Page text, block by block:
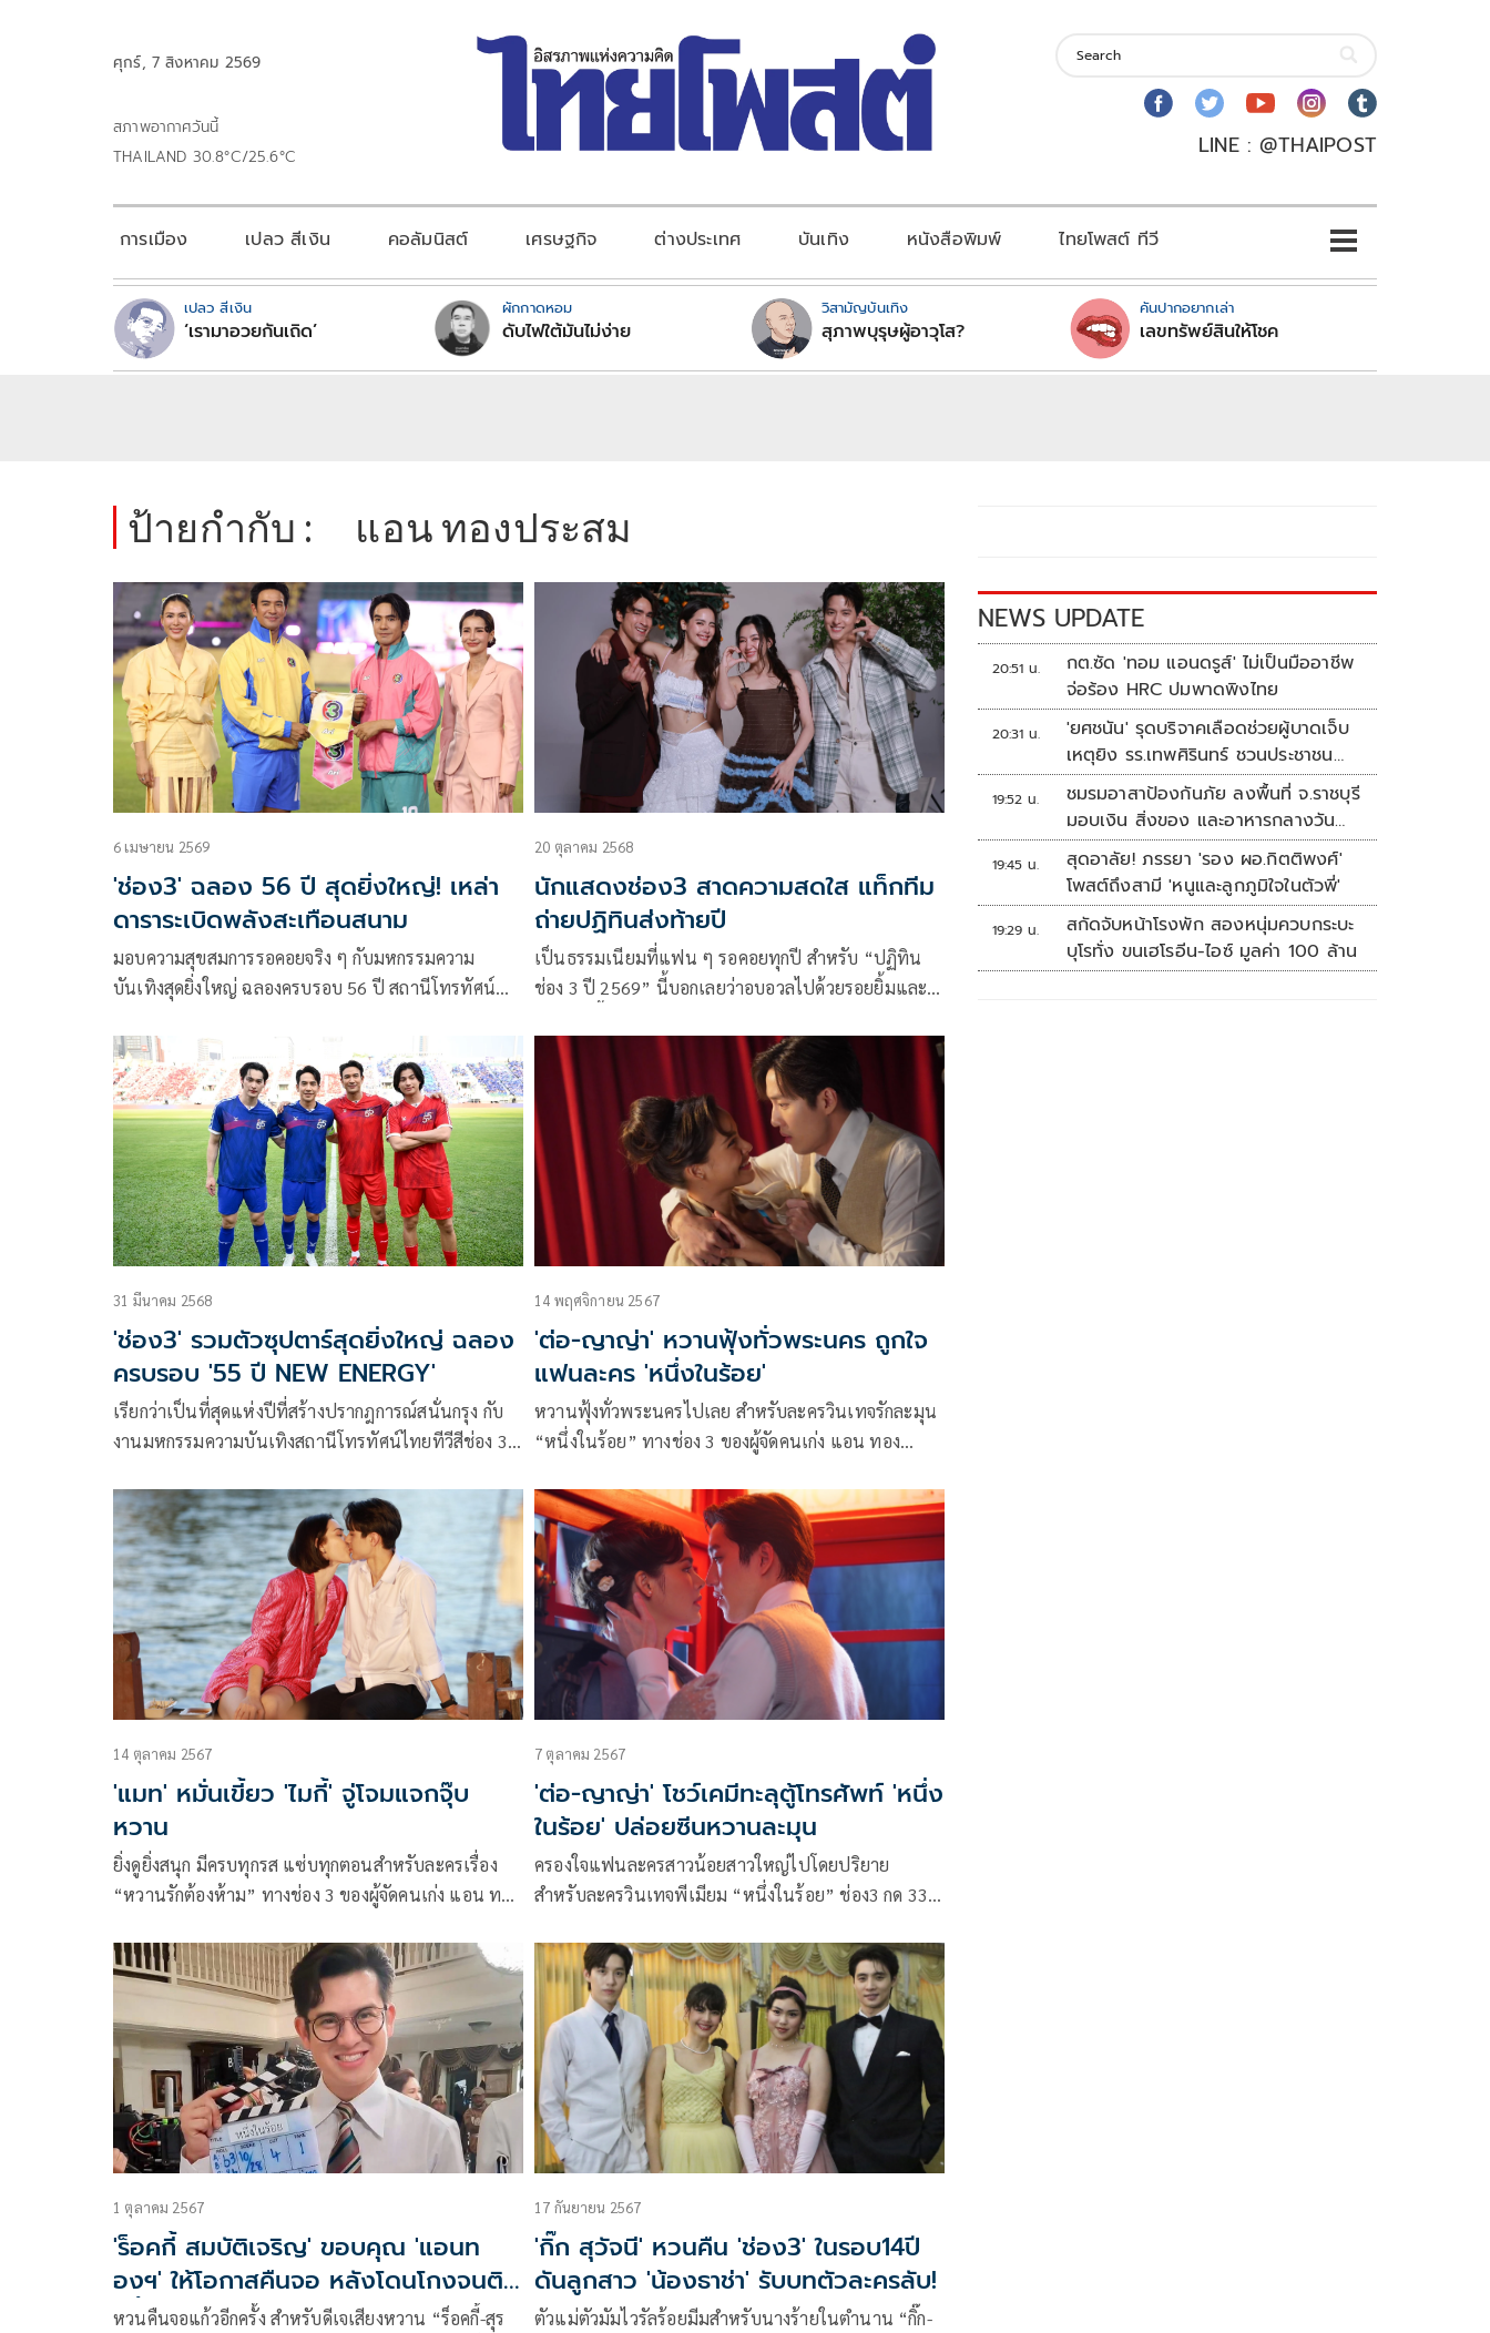
ศุกร์, 7 สิงหาคม 2569
สภาพอากาศวันนี้
THAILAND 30.8°C/25.6°C
LINE : @THAIPOST
การเมือง เปลว สีเงิน คอลัมนิสต์ เศรษฐกิจ ต่างประเทศ บันเทิง หนังสือพิมพ์ ไทยโพสต์ ทีวี
เปลว สีเงิน
‘เรามาอวยกันเถิด’
ผักกาดหอม
ดับไฟใต้มันไม่ง่าย
วิสามัญบันเทิง
สุภาพบุรุษผู้อาวุโส?
คันปากอยากเล่า
เลขทรัพย์สินให้โชค
ป้ายกำกับ : แอน ทองประสม
6 เมษายน 2569
'ช่อง3' ฉลอง 56 ปี สุดยิ่งใหญ่! เหล่า
ดาราระเบิดพลังสะเทือนสนาม
มอบความสุขสมการรอคอยจริง ๆ กับมหกรรมความ
บันเทิงสุดยิ่งใหญ่ ฉลองครบรอบ 56 ปี สถานีโทรทัศน์
เต็มทุกโมเมนต์แบบคุ้มค่าทุกวินาที ไม่มีพักหายใจ ณ
สนามกีฬาแห่งชาติ ศุภชลาศัย เมื่อวันที่ 4 เมษายนที่ผ่าน
มา บอกเลยว่าแต่ละโชว์ทั้งแสง สี เสียง อลังการระดับเวที
โลก!
20 ตุลาคม 2568
นักแสดงช่อง3 สาดความสดใส แท็กทีม
ถ่ายปฏิทินส่งท้ายปี
เป็นธรรมเนียมที่แฟน ๆ รอคอยทุกปี สำหรับ “ปฏิทิน
ช่อง 3 ปี 2569” นี้บอกเลยว่าอบอวลไปด้วยรอยยิ้มและ
และซีรีส์ยอดนิยมของช่อง 3 แท็กทีมกันมาโพสท่าปล่อย
ออร่าดาเมจแรง ภายใต้คอนเซ็ปต์ “Variety that is One
ความแตกต่างสร้างสีสัน แต่ความเป็นหนึ่งเดียวเกิดขึ้น
ได้ที่ช่อง 3
31 มีนาคม 2568
'ช่อง3' รวมตัวซุปตาร์สุดยิ่งใหญ่ ฉลอง
ครบรอบ '55 ปี NEW ENERGY'
เรียกว่าเป็นที่สุดแห่งปีที่สร้างปรากฎการณ์สนั่นกรุง กับ
งานมหกรรมความบันเทิงสถานีโทรทัศน์ไทยทีวีสีช่อง 3
ร่วมสร้างพลังใหม่ไร้ขีดจำกัด พร้อมโชว์สุดยิ่งใหญ่
อลังการ และแมตช์
14 พฤศจิกายน 2567
'ต่อ-ญาญ่า' หวานฟุ้งทั่วพระนคร ถูกใจ
แฟนละคร 'หนึ่งในร้อย'
หวานฟุ้งทั่วพระนครไปเลย สำหรับละครวินเทจรักละมุน
“หนึ่งในร้อย” ทางช่อง 3 ของผู้จัดคนเก่ง แอน ทอง
คลั่งรักที่สุดในโลกของ คุณพระ (ต่อ ธนภพ) ที่มีให้ อนงค์
(ญาญ่า อุรัสยา) เรียกว่าเสิร์ฟความฟินแบบคอมโบ้เซ็ต
ให้คนดูอย่างเรานั่งยิ้มพริ้มใจกันเลยทีเดียว จนทำให้แฮช
แท็ก #หนึ่งในร้อยEP16 ติดเทรนด์ X ประเทศไทย
อันดับ 1
14 ตุลาคม 2567
'แมท' หมั่นเขี้ยว 'ไมกี้' จู่โจมแจกจุ๊บ
หวาน
ยิ่งดูยิ่งสนุก มีครบทุกรส แซ่บทุกตอนสำหรับละครเรื่อง
“หวานรักต้องห้าม” ทางช่อง 3 ของผู้จัดคนเก่ง แอน ทอง
โดย นุชี่-อนุชา บุญยวรรธนะ และวันนี้ก็เริ่มมีฉากหวาน
ของพระนาง ไมกี้-ปณิธาน บุตรแก้ว และ แมท-ภีรนีย์ คง
ไทย มาให้ชมกันแล้ว
7 ตุลาคม 2567
'ต่อ-ญาญ่า' โชว์เคมีทะลุตู้โทรศัพท์ 'หนึ่ง
ในร้อย' ปล่อยซีนหวานละมุน
ครองใจแฟนละครสาวน้อยสาวใหญ่ไปโดยปริยาย
สำหรับละครวินเทจพีเมียม “หนึ่งในร้อย” ช่อง3 กด 33
“แอน ทองประสม” แถมครองแชมป์อันดับหนึ่งเน็ตฟ
ลิกซ์ทุกสัปดาห์
1 ตุลาคม 2567
'ร็อคกี้ สมบัติเจริญ' ขอบคุณ 'แอนท
องฯ' ให้โอกาสคืนจอ หลังโดนโกงจนติด
หนี้
หวนคืนจอแก้วอีกครั้ง สำหรับดีเจเสียงหวาน “ร็อคกี้-สุร
17 กันยายน 2567
'กิ๊ก สุวัจนี' หวนคืน 'ช่อง3' ในรอบ14ปี
ดันลูกสาว 'น้องธาช่า' รับบทตัวละครลับ!
ตัวแม่ตัวมัมไวรัลร้อยมีมสำหรับนางร้ายในตำนาน “กิ๊ก-
NEWS UPDATE
20:51 น.
กต.ซัด 'ทอม แอนดรูส์' ไม่เป็นมืออาชีพ
จ่อร้อง HRC ปมพาดพิงไทย
20:31 น.
'ยศชนัน' รุดบริจาคเลือดช่วยผู้บาดเจ็บ
เหตุยิง รร.เทพศิรินทร์ ชวนประชาชน
ร่วมบริจาค
19:52 น.
ชมรมอาสาป้องกันภัย ลงพื้นที่ จ.ราชบุรี
มอบเงิน สิ่งของ และอาหารกลางวัน
แก่โรงเรียนบ้านหนองน้ำใส
19:45 น.
สุดอาลัย! ภรรยา 'รอง ผอ.กิตติพงศ์'
โพสต์ถึงสามี 'หนูและลูกภูมิใจในตัวพี่'
19:29 น.
สกัดจับหน้าโรงพัก สองหนุ่มควบกระบะ
บุโรทั่ง ขนเฮโรอีน-ไอซ์ มูลค่า 100 ล้าน